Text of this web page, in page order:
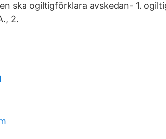
ska ogiltigförklara avskedan- 1.
2.